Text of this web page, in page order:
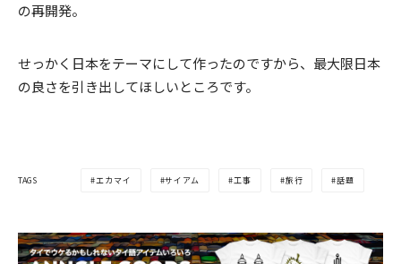
の再開発。
せっかく日本をテーマにして作ったのですから、最大限日本
の良さを引き出してほしいところです。
TAGS エカマイ サイアム 工事 旅行 話題